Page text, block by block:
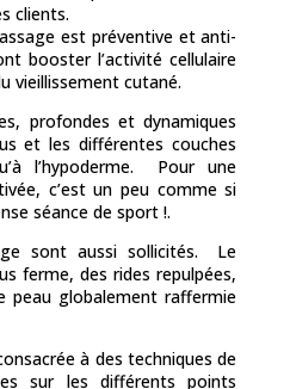
clients.
est préventive et anti-
booster l’activité cellulaire
vieillissement cutané.
profondes et dynamiques
et les différentes couches
l’hypoderme. Pour une
c’est un peu comme si
séance de sport !.
sont aussi sollicités. Le
ferme, des rides repulpées,
peau globalement raffermie
à des techniques de
sur les différents points